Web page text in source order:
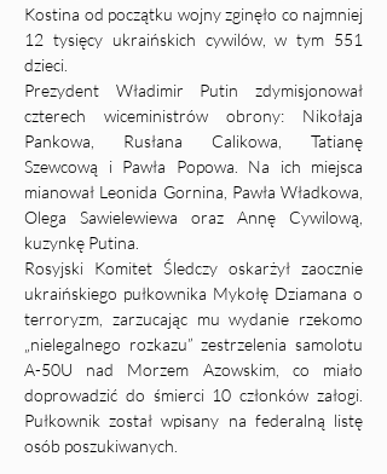
Kostina od początku wojny zginęło co najmniej
12 tysięcy ukraińskich cywilów, w tym 551
dzieci.
Prezydent Władimir Putin zdymisjonował
czterech wiceministrów obrony: Nikołaja
Pankowa, Rusłana Calikowa, Tatianę
Szewcową i Pawła Popowa. Na ich miejsca
mianował Leonida Gornina, Pawła Władkowa,
Olega Sawielewiewa oraz Annę Cywilową,
kuzynkę Putina.
Rosyjski Komitet Śledczy oskarżył zaocznie
ukraińskiego pułkownika Mykołę Dziamana o
terroryzm, zarzucając mu wydanie rzekomo
„nielegalnego rozkazu” zestrzelenia samolotu
A-50U nad Morzem Azowskim, co miało
doprowadzić do śmierci 10 członków załogi.
Pułkownik został wpisany na federalną listę
osób poszukiwanych.